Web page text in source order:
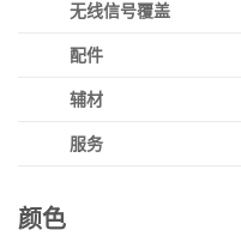
无线信号覆盖
配件
辅材
服务
颜色